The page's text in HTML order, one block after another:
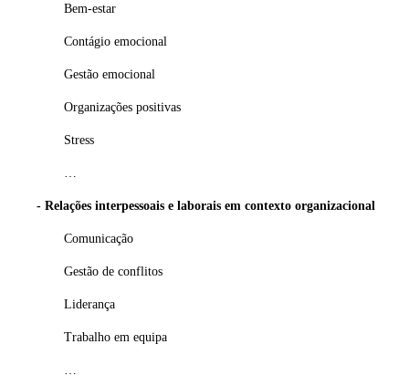
Bem-estar
Contágio emocional
Gestão emocional
Organizações positivas
Stress
- Relações interpessoais e laborais em contexto organizacional
Comunicação
Gestão de conflitos
Liderança
Trabalho em equipa